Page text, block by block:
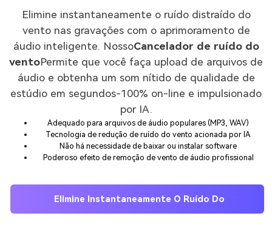
Elimine instantaneamente o ruído distraído do
vento nas gravações com o aprimoramento de
áudio inteligente. NossoCancelador de ruído do
ventoPermite que você faça upload de arquivos de
áudio e obtenha um som nítido de qualidade de
estúdio em segundos-100% on-line e impulsionado
por IA.
Adequado para arquivos de áudio populares (MP3, WAV)
Tecnologia de redução de ruído do vento acionada por IA
Não há necessidade de baixar ou instalar software
Poderoso efeito de remoção de vento de áudio profissional
Elimine Instantaneamente O Ruído Do